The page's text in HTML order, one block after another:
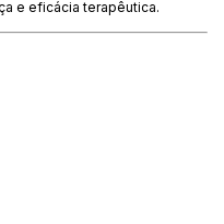
e eficácia terapêutica.